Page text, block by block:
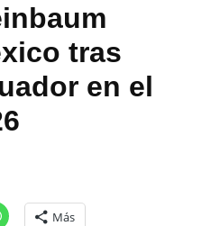
tras
en el
Más